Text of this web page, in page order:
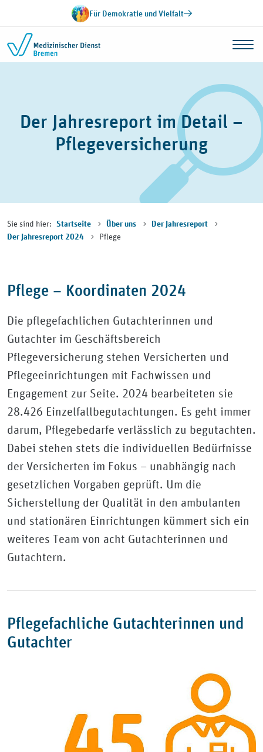
Zum Inhalt springenFür Demokratie und Vielfalt
Der Jahresreport im Detail –
Pflegeversicherung
Sie sind hier: Startseite Über uns
Der Jahresreport
Der Jahresreport 2024
Pflege
Pflege – Koordinaten 2024
Die pflegefachlichen Gutachterinnen und
Gutachter im Geschäftsbereich
Pflegeversicherung stehen Versicherten und
Pflegeeinrichtungen mit Fachwissen und
Engagement zur Seite. 2024 bearbeiteten sie
28.426 Einzelfallbegutachtungen. Es geht immer
darum, Pflegebedarfe verlässlich zu begutachten.
Dabei stehen stets die individuellen Bedürfnisse
der Versicherten im Fokus – unabhängig nach
gesetzlichen Vorgaben geprüft. Um die
Sicherstellung der Qualität in den ambulanten
und stationären Einrichtungen kümmert sich ein
weiteres Team von acht Gutachterinnen und
Gutachtern.
Pflegefachliche Gutachterinnen und
Gutachter